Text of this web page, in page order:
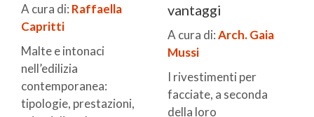
A cura di: Raffaella
Capritti
Malte e intonaci
nell’edilizia
contemporanea:
tipologie, prestazioni,
vantaggi
A cura di:Arch. Gaia
Mussi
I rivestimenti per
facciate, a seconda
della loro